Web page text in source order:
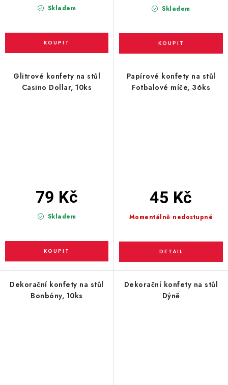
Skladem Skladem
Glitrové konfety na stůl
Casino Dollar, 10ks
Skladem
79 Kč
Papírové konfety na stůl
Fotbalové míče, 36ks
Momentálně nedostupné
45 Kč
Dekorační konfety na stůl
Bonbóny, 10ks
Dekorační konfety na stůl
Dýně